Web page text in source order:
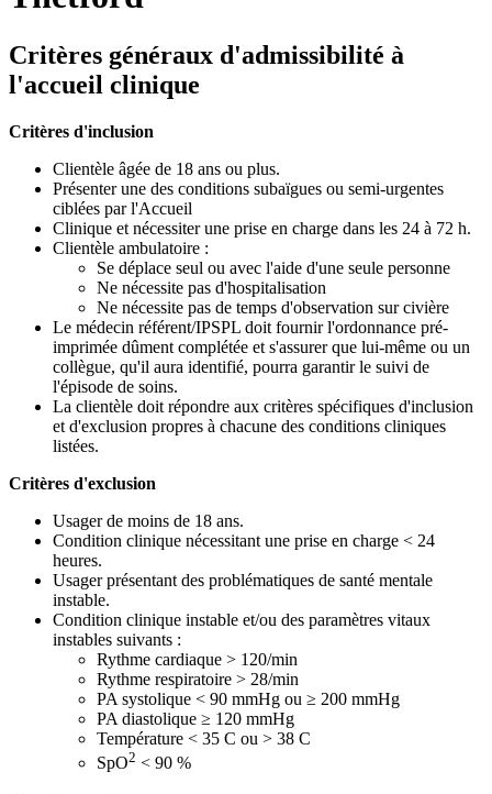
Critères généraux d'admissibilité à
l'accueil clinique
Critères d'inclusion
Clientèle âgée de 18 ans ou plus.
Présenter une des conditions subaïgues ou semi-urgentes
ciblées par l'Accueil
Clinique et nécessiter une prise en charge dans les 24 à 72 h.
Clientèle ambulatoire :
Se déplace seul ou avec l'aide d'une seule personne
Ne nécessite pas d'hospitalisation
Ne nécessite pas de temps d'observation sur civière
Le médecin référent/IPSPL doit fournir l'ordonnance pré-
imprimée dûment complétée et s'assurer que lui-même ou un
collègue, qu'il aura identifié, pourra garantir le suivi de
l'épisode de soins.
La clientèle doit répondre aux critères spécifiques d'inclusion
et d'exclusion propres à chacune des conditions cliniques
listées.
Critères d'exclusion
Usager de moins de 18 ans.
Condition clinique nécessitant une prise en charge < 24
heures.
Usager présentant des problématiques de santé mentale
instable.
Condition clinique instable et/ou des paramètres vitaux
instables suivants :
Rythme cardiaque > 120/min
Rythme respiratoire > 28/min
PA systolique < 90 mmHg ou ≥ 200 mmHg
PA diastolique ≥ 120 mmHg
Température < 35 C ou > 38 C
SpO2 < 90 %